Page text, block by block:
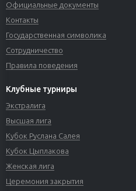
Официальные документы
Контакты
Государственная символика
Сотрудничество
Правила поведения
Клубные турниры
Экстралига
Высшая лига
Кубок Руслана Салея
Кубок Цыплакова
Женская лига
Церемония закрытия